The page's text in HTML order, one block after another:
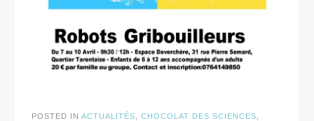
POSTED IN ACTUALITÉS CHOCOLAT DES SCIENCES